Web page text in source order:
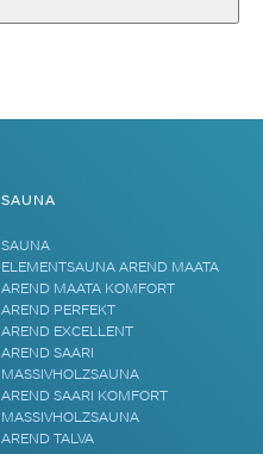
SAUNA
SAUNA
ELEMENTSAUNA AREND MAATA
AREND MAATA KOMFORT
AREND PERFEKT
AREND EXCELLENT
AREND SAARI
MASSIVHOLZSAUNA
AREND SAARI KOMFORT
MASSIVHOLZSAUNA
AREND TALVA